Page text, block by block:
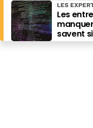
Les
savent
celles
LES